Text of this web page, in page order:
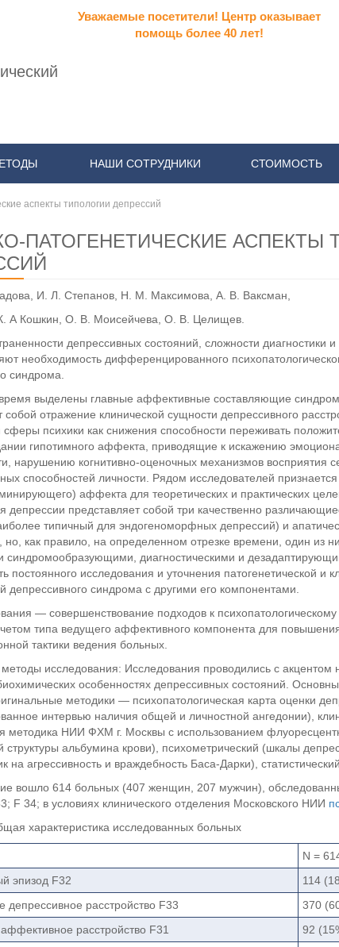
Уважаемые посетители! Центр оказывает
помощь более 40 лет!
НАШИ СОТРУДНИКИ СТОИМОСТЬ
аспекты типологии депрессий
ПАТОГЕНЕТИЧЕСКИЕ АСПЕКТЫ
И. Л. Степанов, Н. М. Максимова, А. В. Ваксман,
А Кошкин, О. В. Моисейчева, О. В. Целищев.
депрессивных состояний, сложности диагностики
необходимость дифференцированного
синдрома.
выделены главные аффективные составляющие
собой отражение клинической сущности депрессивного
психики как снижения способности переживать
гипотимного аффекта, приводящие к искажению
нарушению когнитивно-оценочных механизмов восприятия
способностей личности. Рядом исследователей
аффекта для теоретических и практических
депрессии представляет собой три качественно
типичный для эндогеноморфных депрессий) и
но, как правило, на определенном отрезке времени, один из
синдромообразующими, диагностическими и
постоянного исследования и уточнения патогенетической и
депрессивного синдрома с другими его компонентами.
— совершенствование подходов к
типа ведущего аффективного компонента для
тактики ведения больных.
исследования: Исследования проводились с акцентом
особенностях депрессивных состояний.
методики — психопатологическая карта оценки
интервью наличия общей и личностной ангедонии),
методика НИИ ФХМ г. Москвы с использованием
структуры альбумина крови), психометрический (шкалы
на агрессивность и враждебность Баса-Дарки), статистический.
вошло 614 больных (407 женщин, 207 мужчин),
F 34; в условиях клинического отделения Московского НИИ
характеристика исследованных больных
N =
эпизод F32
114
депрессивное расстройство F33
370
расстройство F31
92